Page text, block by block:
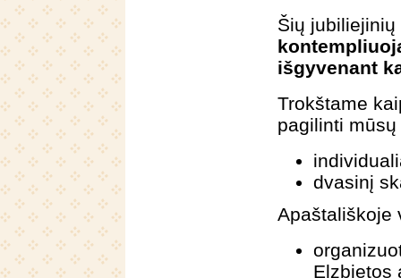
Šių
išgyvenant
Trokštame
pagilinti
dvasinį
Apaštališkoje
Elzbietos